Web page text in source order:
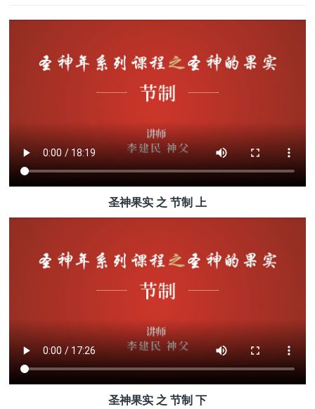
艺术欣赏
政策法规
圣神果实 之 节制 上
圣神果实 之 节制 下